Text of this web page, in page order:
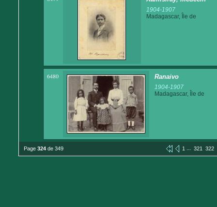
1904-1907
Madagascar, Île de
6480 Ranaivo
1904-1907
Madagascar, Île de
Page 324 de 349 1 ... 321 322